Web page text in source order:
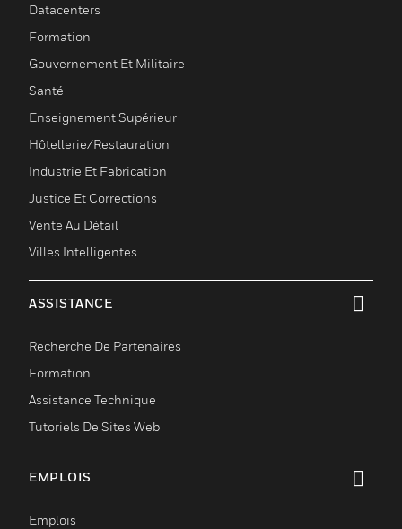
Datacenters
Formation
Gouvernement Et Militaire
Santé
Enseignement Supérieur
Hôtellerie/Restauration
Industrie Et Fabrication
Justice Et Corrections
Vente Au Détail
Villes Intelligentes
ASSISTANCE
toggle view
Recherche De Partenaires
Formation
Assistance Technique
Tutoriels De Sites Web
EMPLOIS
toggle view
Emplois